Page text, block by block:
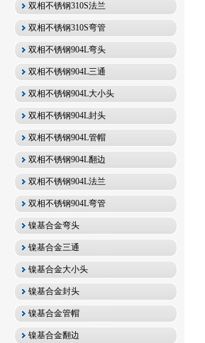
双相不锈钢310S法兰
双相不锈钢310S弯管
双相不锈钢904L弯头
双相不锈钢904L三通
双相不锈钢904L大小头
双相不锈钢904L封头
双相不锈钢904L管帽
双相不锈钢904L翻边
双相不锈钢904L法兰
双相不锈钢904L弯管
镍基合金弯头
镍基合金三通
镍基合金大小头
镍基合金封头
镍基合金管帽
镍基合金翻边